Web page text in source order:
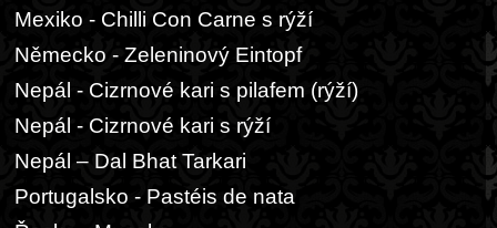
Mexiko - Chilli Con Carne s rýží
Německo - Zeleninový Eintopf
Nepál - Cizrnové kari s pilafem (rýží)
Nepál - Cizrnové kari s rýží
Nepál – Dal Bhat Tarkari
Portugalsko - Pastéis de nata